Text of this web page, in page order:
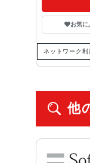
お気に
ネットワーク
他